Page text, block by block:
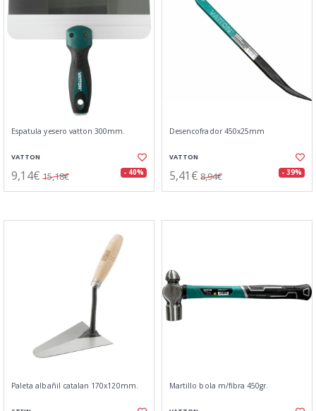
Espatula yesero vatton 300mm.
VATTON
9,14€ 15,18€ - 40%
Desencofrador 450x25mm
VATTON
5,41€ 8,94€ - 39%
Paleta albañil catalan 170x120mm. Martillo bola m/fibra 450gr.